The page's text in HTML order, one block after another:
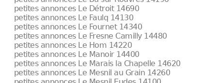
petites annonces Le Détroit 14690
petites annonces Le Faulq 14130
petites annonces Le Fournet 14340
petites annonces Le Fresne Camilly 14480
petites annonces Le Hom 14220
petites annonces Le Manoir 14400
petites annonces Le Marais la Chapelle 14620
petites annonces Le Mesnil au Grain 14260